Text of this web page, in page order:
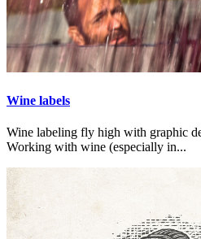
Wine labels
Wine labeling fly high with graphic
Working with wine (especially in...